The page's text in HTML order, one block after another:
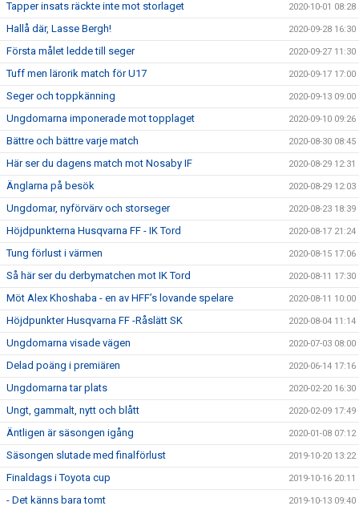
Tapper insats räckte inte mot storlaget 2020-10-01 08:28
Hallå där, Lasse Bergh! 2020-09-28 16:30
Första målet ledde till seger 2020-09-27 11:30
Tuff men lärorik match för U17 2020-09-17 17:00
Seger och toppkänning 2020-09-13 09:00
Ungdomarna imponerade mot topplaget 2020-09-10 09:26
Bättre och bättre varje match 2020-08-30 08:45
Här ser du dagens match mot Nosaby IF 2020-08-29 12:31
Änglarna på besök 2020-08-29 12:03
Ungdomar, nyförvärv och storseger 2020-08-23 18:39
Höjdpunkterna Husqvarna FF - IK Tord 2020-08-17 21:24
Tung förlust i värmen 2020-08-15 17:06
Så här ser du derbymatchen mot IK Tord 2020-08-11 17:30
Möt Alex Khoshaba - en av HFF’s lovande spelare 2020-08-11 10:00
Höjdpunkter Husqvarna FF -Råslätt SK 2020-08-04 11:14
Ungdomarna visade vägen 2020-07-03 08:00
Delad poäng i premiären 2020-06-14 17:16
Ungdomarna tar plats 2020-02-20 16:30
Ungt, gammalt, nytt och blått 2020-02-09 17:49
Äntligen är säsongen igång 2020-01-08 07:12
Säsongen slutade med finalförlust 2019-10-20 13:22
Finaldags i Toyota cup 2019-10-16 20:11
- Det känns bara tomt 2019-10-13 09:40